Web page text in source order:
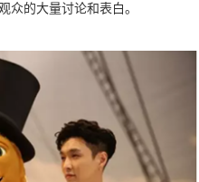
众的大量讨论和表白。